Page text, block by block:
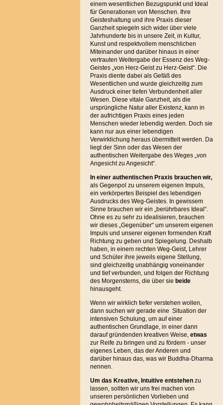
einem wesentlichen Bezugspunkt und Ideal
für Generationen von Menschen. Ihre
Geisteshaltung und ihre Praxis dieser
Ganzheit spiegeln sich wider über viele
Jahrhunderte bis in unsere Zeit, in Kultur,
Kunst und respektvollem menschlichen
Miteinander und darüber hinaus in einer
vertrauten Weitergabe der Essenz des Weg-
Geistes „von Herz-Geist zu Herz-Geist“. Die
Praxis diente dabei als Gefäß des
Wesentlichen und wurde gleichzeitig zum
Ausdruck einer tiefen Verbundenheit aller
Wesen. Diese vitale Ganzheit, als die
ursprüngliche Natur aller Existenz, kann in
der aufrichtigen Praxis eines jeden
Menschen wieder lebendig werden. Doch sie
kann nur aus einer lebendigen
Verwirklichung heraus übermittelt werden. Da
liegt der Sinn oder das Wesen der
authentischen Weitergabe des Weges „von
Angesicht zu Angesicht“.
In einer authentischen Praxis brauchen wir,
als Gegenpol zu unserem eigenen Impuls,
ein verkörpertes Beispiel des lebendigen
Ausdrucks des Weg-Geistes. In gewissem
Sinne brauchen wir ein „berührbares Ideal“.
Ohne es zu sehr zu idealisieren, brauchen
wir dieses „Gegenüber“ um unserem eigenen
Impuls und unserer eigenen formenden Kraft
Richtung zu geben und Spiegelung. Deshalb
haben, in einem rechten Weg-Geist, Lehrer
und Schüler ihre jeweils eigene Stellung,
sind gleichzeitig unabhängig voneinander
und tief verbunden, und folgen der Richtung
des Morgensterns, die über sie beide
hinausgeht.
Wenn wir wirklich tiefer verstehen wollen,
dann suchen wir gerade eine Situation der
intensiven Schulung, um auf einer
authentischen Grundlage, in einer dann
darauf gründenden kreativen Weise, etwas
zur Reife zu bringen und zu fördern - unser
eigenes Leben, das der Anderen und
darüber hinaus das, was wir Buddha-Dharma
nennen.
Um das Kreative, Intuitive entstehenzu
lassen, sollten wir uns frei machen von
unseren persönlichen Vorlieben und